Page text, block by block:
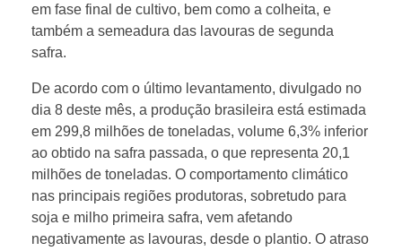
a
C
o
n
a
em fase final de cultivo, bem como a colheita, e
também a semeadura das lavouras de segunda
safra.
De acordo com o último levantamento, divulgado no
dia 8 deste mês, a produção brasileira está estimada
em 299,8 milhões de toneladas, volume 6,3% inferior
ao obtido na safra passada, o que representa 20,1
milhões de toneladas. O comportamento climático
nas principais regiões produtoras, sobretudo para
soja e milho primeira safra, vem afetando
negativamente as lavouras, desde o plantio. O atraso